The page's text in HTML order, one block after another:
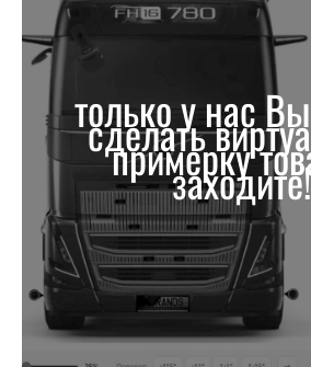
только у нас
сделать
примерку
заходите!